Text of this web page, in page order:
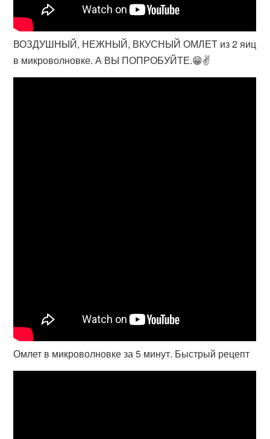
ВОЗДУШНЫЙ, НЕЖНЫЙ, ВКУСНЫЙ ОМЛЕТ из 2 яиц
в микроволновке. А ВЫ ПОПРОБУЙТЕ.😁✌
Омлет в микроволновке за 5 минут. Быстрый рецепт